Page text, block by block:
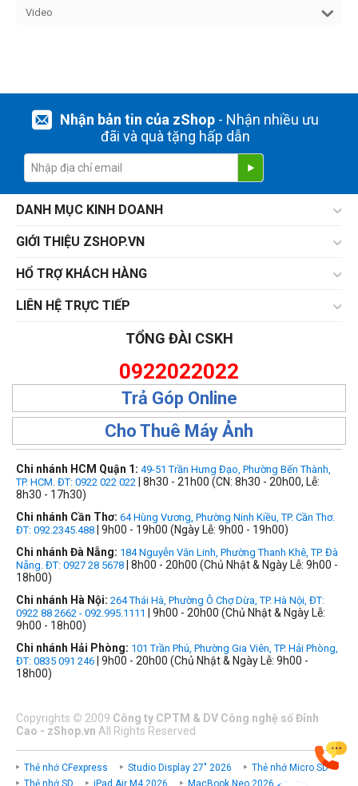
Video
Nhận bản tin của zShop- Nhận nhiều ưu
đãi và quà tặng hấp dẫn
DANH MỤC KINH DOANH
GIỚI THIỆU ZSHOP.VN
HỔ TRỢ KHÁCH HÀNG
LIÊN HỆ TRỰC TIẾP
TỔNG ĐÀI CSKH
0922022022
Trả Góp Online
Cho Thuê Máy Ảnh
Chi nhánh HCM Quận 1: 49-51 Trần Hưng Đạo, Phường Bến Thành,
TP. HCM. ĐT: 0922 022 022 | 8h30 - 21h00 (CN: 8h30 - 20h00, Lễ:
8h30 - 17h30)
Chi nhánh Cần Thơ: 64 Hùng Vương, Phường Ninh Kiều, TP. Cần Thơ.
ĐT: 092.2345.488 | 9h00 - 19h00 (Ngày Lễ: 9h00 - 19h00)
Chi nhánh Đà Nẵng: 184 Nguyễn Văn Linh, Phường Thanh Khê, TP. Đà
Nẵng. ĐT: 0927 28 5678 | 8h00 - 20h00 (Chủ Nhật & Ngày Lễ: 9h00 -
18h00)
Chi nhánh Hà Nội: 264 Thái Hà, Phường Ô Chợ Dừa, TP. Hà Nội, ĐT:
0922 88 2662 - 092.995.1111
| 9h00 - 20h00 (Chủ Nhật & Ngày Lễ:
9h00 - 18h00)
Chi nhánh Hải Phòng: 101 Trần Phú, Phường Gia Viên, TP. Hải Phòng,
ĐT: 0835 091 246 | 9h00 - 20h00 (Chủ Nhật & Ngày Lễ: 9h00 -
18h00)
Copyrights © 2009 Công ty CPTM & DV Công nghệ số Đỉnh
Cao - zShop.vn All Rights Reserved
Thẻ nhớ CFexpress Studio Display 27" 2026
Thẻ nhớ Micro SD
Thẻ nhớ SD
iPad Air M4 2026 MacBook Neo 2026